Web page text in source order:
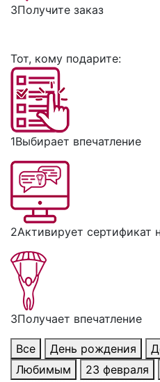
3Получите заказ
Тот, кому подарите:
1Выбирает впечатление
2Активирует сертификат
3Получает впечатление
Все День рождения
Любимым
23 февраля